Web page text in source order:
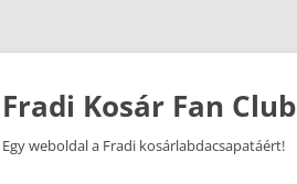
Kilépés
tartalomba
Fradi Kosár Fan Club
Egy weboldal a Fradi kosárlabdacsapatáért!